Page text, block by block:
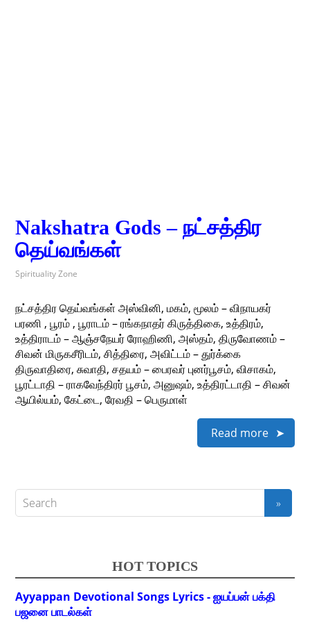
Nakshatra Gods – நட்சத்திர
தெய்வங்கள்
Spirituality Zone
நட்சத்திர தெய்வங்கள் அஸ்வினி, மகம், மூலம் – விநாயகர்
பரணி , பூரம் , பூராடம் – ரங்கநாதர் கிருத்திகை, உத்திரம்,
உத்திராடம் – ஆஞ்சநேயர் ரோஹிணி, அஸ்தம், திருவோணம் –
சிவன் மிருகசீரிடம், சித்திரை, அவிட்டம் – துர்க்கை
திருவாதிரை, சுவாதி, சதயம் – பைரவர் புனர்பூசம், விசாகம்,
பூரட்டாதி – ராகவேந்திரர் பூசம், அனுஷம், உத்திரட்டாதி – சிவன்
ஆயில்யம், கேட்டை, ரேவதி – பெருமாள்
Read more
HOT TOPICS
Ayyappan Devotional Songs Lyrics - ஐயப்பன் பக்தி
பஜனை பாடல்கள்